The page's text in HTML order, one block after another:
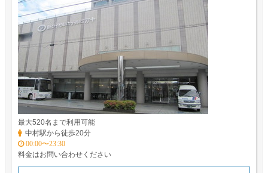
最大520名まで利用可能
中村駅から徒歩20分
00:00〜23:30
料金はお問い合わせください